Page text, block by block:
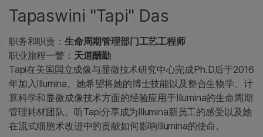
Tapaswini "Tapi" Das
职务和职责： 生命周期管理部门工艺工程师
职业旅程一瞥： 天道酬勤
Tapi在美国国立成像与显微技术研究中心完成Ph.D后于2016
年加入Illumina。她希望将她的博士技能以及整合生物学、计
算科学和显微成像技术方面的经验应用于Illumina的生命周期
管理耗材团队。听Tapi分享成为Illumina新员工的感受以及她
在流式细胞术改进中的贡献如何影响Illumina的使命。